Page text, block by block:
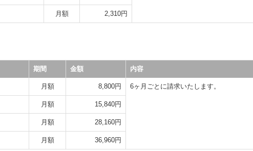
月額 2,310円
期間 金額 内容
月額 8,800円 6ヶ月ごとに請求いたします。
月額 15,840円
月額 28,160円
月額 36,960円